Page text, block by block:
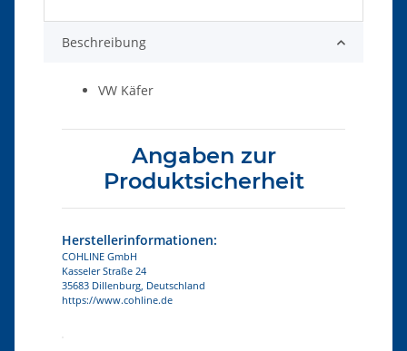
Beschreibung
VW Käfer
Angaben zur
Produktsicherheit
Herstellerinformationen:
COHLINE GmbH
Kasseler Straße 24
35683 Dillenburg, Deutschland
https://www.cohline.de